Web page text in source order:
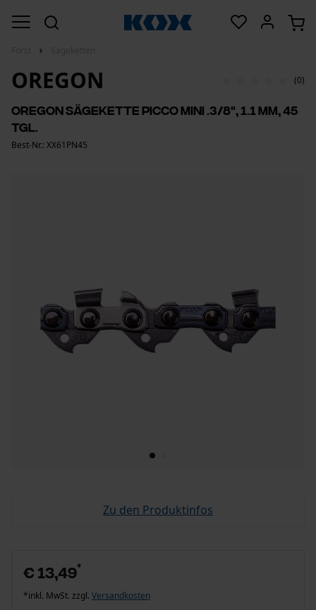
OREGON (0)
Oregon Sägekette Picco Mini .3/8", 1.1 mm, 45
Tgl.
Best-Nr.: XX61PN45
Zu den Produktinfos
€ 13,49*
*inkl. MwSt. zzgl. Versandkosten